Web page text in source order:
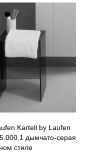
Kartell by Laufen
дымчато-серая
стиле